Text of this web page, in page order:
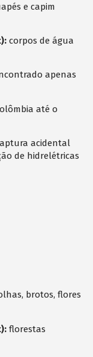
e capim
corpos de água
apenas
até o
acidental
de hidrelétricas
brotos, flores
florestas